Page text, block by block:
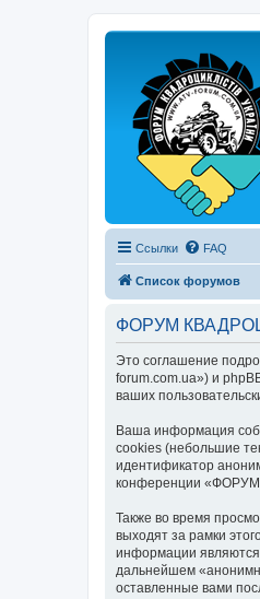
Ссылки FAQ
Список форумов
ФОРУМ
Это соглашение
forum.com.ua») и
ваших
Ваша информация
cookies (небольшие
идентификатор
конференции «ФОРУМ
Также во время
выходят за рамки
информации
дальнейшем
оставленные вами